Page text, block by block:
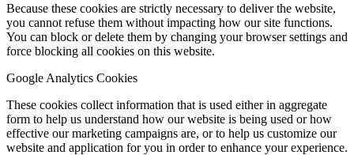
Because these cookies are strictly necessary to deliver the website,
you cannot refuse them without impacting how our site functions.
You can block or delete them by changing your browser settings and
force blocking all cookies on this website.
Google Analytics Cookies
These cookies collect information that is used either in aggregate
form to help us understand how our website is being used or how
effective our marketing campaigns are, or to help us customize our
website and application for you in order to enhance your experience.